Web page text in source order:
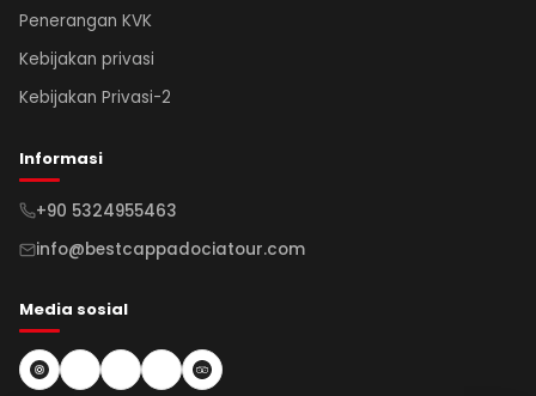
Penerangan KVK
Kebijakan privasi
Kebijakan Privasi-2
Informasi
+90 5324955463
info@bestcappadociatour.com
Media sosial